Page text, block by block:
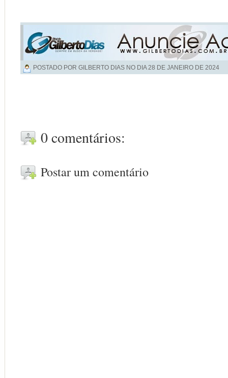
POSTADO POR GILBERTO DIAS NO DIA28 DE JANEIRO DE 2024
0 comentários:
Postar um comentário